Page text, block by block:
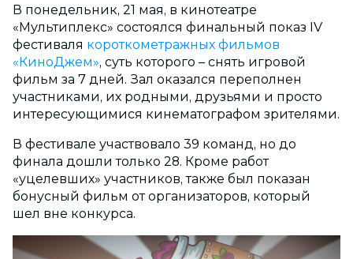
В понедельник, 21 мая, в кинотеатре
«Мультиплекс» состоялся финальный показ ІV
фестиваля короткометражных фильмов
«КиноДжем», суть которого – снять игровой
фильм за 7 дней. Зал оказался переполнен
участниками, их родными, друзьями и просто
интересующимися кинематографом зрителями.
В фестивале участвовало 39 команд, но до
финала дошли только 28. Кроме работ
«уцелевших» участников, также был показан
бонусный фильм от организаторов, который
шел вне конкурса.